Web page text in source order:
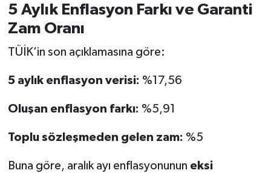
5 Aylık Enflasyon Farkı ve Garanti
Zam Oranı
TÜİK’in son açıklamasına göre:
5 aylık enflasyon verisi: %17,56
Oluşan enflasyon farkı: %5,91
Toplu sözleşmeden gelen zam: %5
Buna göre, aralık ayı enflasyonunun eksi